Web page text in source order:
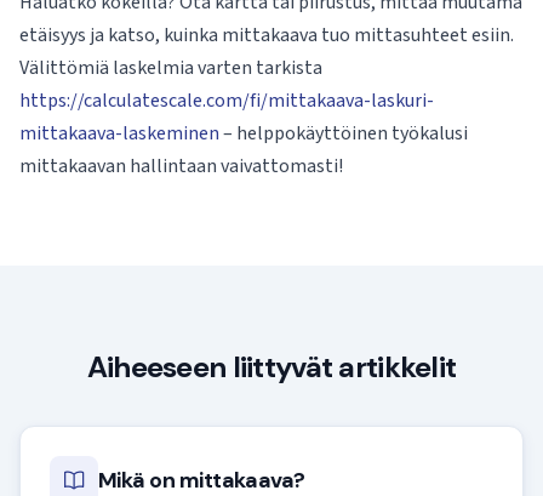
etäisyys ja katso, kuinka mittakaava tuo mittasuhteet esiin.
Välittömiä laskelmia varten tarkista
https://calculatescale.com/fi/mittakaava-laskuri-
mittakaava-laskeminen– helppokäyttöinen työkalusi
mittakaavan hallintaan vaivattomasti!
Aiheeseen liittyvät artikkelit
Mikä on mittakaava?